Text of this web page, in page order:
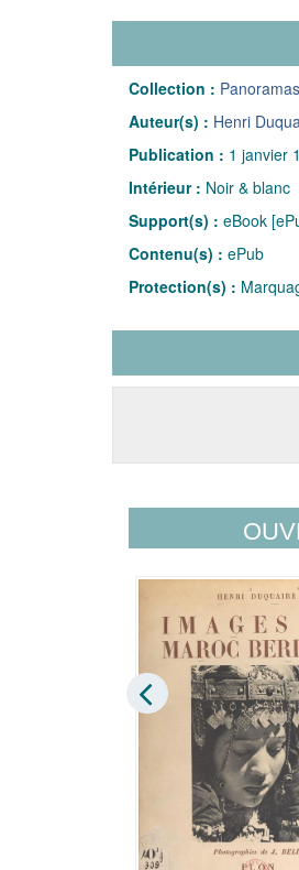
Collection :
Auteur(s) : Henri
Publication : 1 janvier
Intérieur : Noir & blanc
Support(s) : eBook
Contenu(s) : ePub
Protection(s) :